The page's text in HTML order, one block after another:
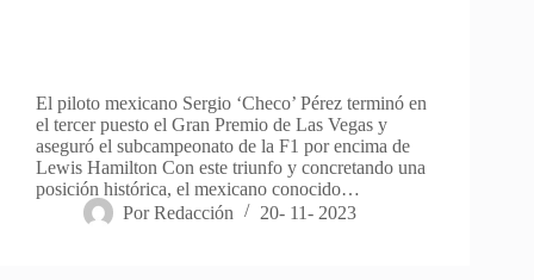
El piloto mexicano Sergio ‘Checo’ Pérez terminó en
el tercer puesto el Gran Premio de Las Vegas y
aseguró el subcampeonato de la F1 por encima de
Lewis Hamilton Con este triunfo y concretando una
posición histórica, el mexicano conocido…
Por Redacción 20- 11- 2023